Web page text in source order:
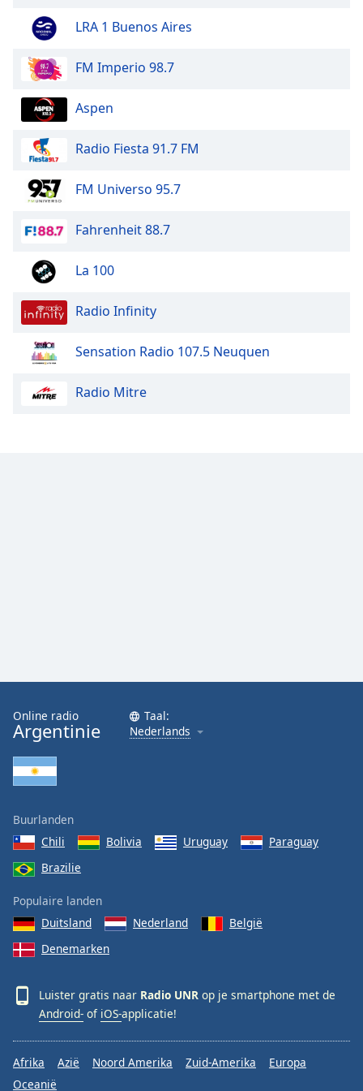
dialog
window.
Escape
cancel
window.
Color
Opacity
Text
Color
Opacity
Font
Family
Done
Close
Dialog
dialog
window.
LRA 1 Buenos Aires
FM Imperio 98.7
Aspen
Radio Fiesta 91.7 FM
FM Universo 95.7
Fahrenheit 88.7
La 100
Radio Infinity
Sensation Radio 107.5 Neuquen
Radio Mitre
Online radio
Argentinie
Taal:
Nederlands
Buurlanden
Chili
Bolivia Uruguay
Paraguay
Brazilie
Populaire landen
Duitsland
Nederland
België
Denemarken
Luister gratis naar Radio UNR op je smartphone met de
Android- of iOS-applicatie!
Afrika Azië Noord Amerika Zuid-Amerika
Europa
Oceanië